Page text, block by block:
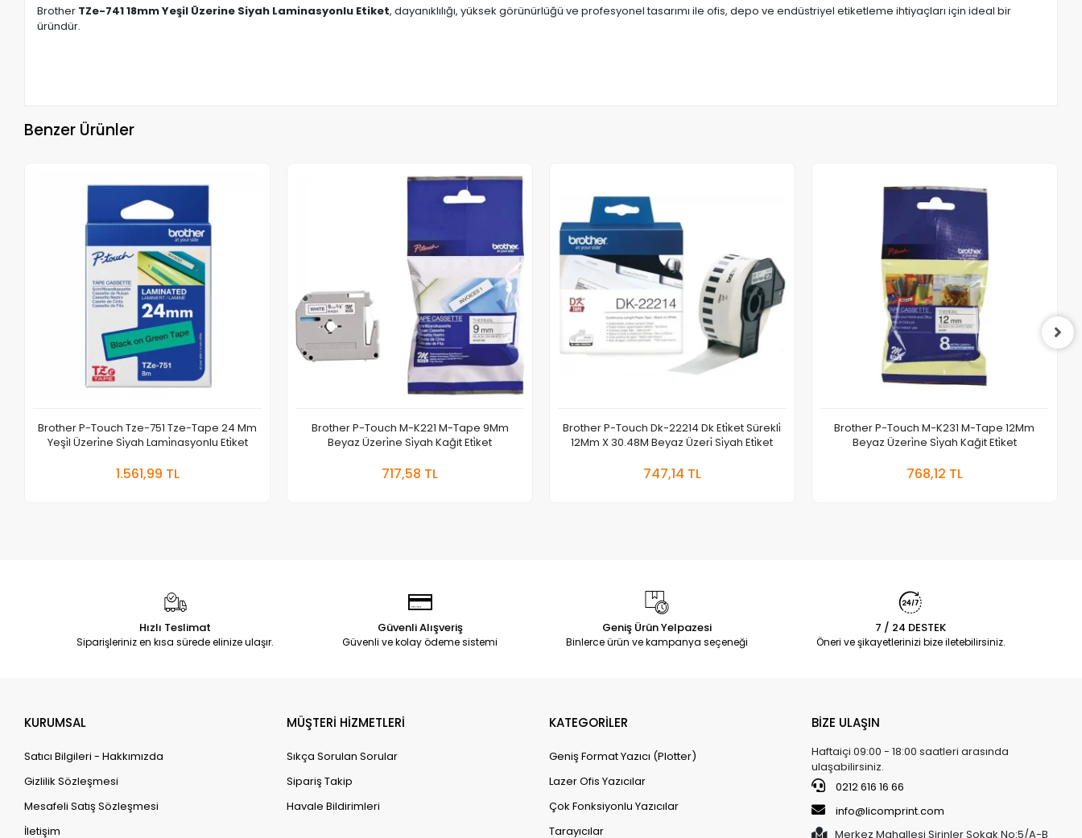
Brother TZe-741 18mm Yeşil Üzerine Siyah Laminasyonlu Etiket, dayanıklılığı, yüksek görünürlüğü ve profesyonel tasarımı ile ofis, depo ve endüstriyel etiketleme ihtiyaçları için ideal bir
üründür.
Benzer Ürünler
Brother P-Touch Tze-751 Tze-Tape 24 Mm
Yeşi̇l Üzeri̇ne Si̇yah Lami̇nasyonlu Eti̇ket
1.561,99 TL
Brother P-Touch M-K221 M-Tape 9Mm
Beyaz Üzeri̇ne Si̇yah Kağit Eti̇ket
717,58 TL
Brother P-Touch Dk-22214 Dk Eti̇ket Sürekli̇
12Mm X 30.48M Beyaz Üzeri̇ Si̇yah Eti̇ket
747,14 TL
Brother P-Touch M-K231 M-Tape 12Mm
Beyaz Üzeri̇ne Si̇yah Kağit Eti̇ket
768,12 TL
Hızlı Teslimat
Siparişleriniz en kısa sürede elinize ulaşır.
Güvenli Alışveriş
Güvenli ve kolay ödeme sistemi
Geniş Ürün Yelpazesi
Binlerce ürün ve kampanya seçeneği
7 / 24 DESTEK
Öneri ve şikayetlerinizi bize iletebilirsiniz.
KURUMSAL
Satıcı Bilgileri - Hakkımızda
Gizlilik Sözleşmesi
Mesafeli Satış Sözleşmesi
İletişim
MÜŞTERİ HİZMETLERİ
Sıkça Sorulan Sorular
Sipariş Takip
Havale Bildirimleri
KATEGORİLER
Geniş Format Yazıcı (Plotter)
Lazer Ofis Yazıcılar
Çok Fonksiyonlu Yazıcılar
Tarayıcılar
BİZE ULAŞIN
Haftaiçi 09:00 - 18:00 saatleri arasında
ulaşabilirsiniz.
0212 616 16 66
info@licomprint.com
Merkez Mahallesi Şirinler Sokak No:5/A-B